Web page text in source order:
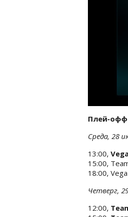
Плей-офф
Среда, 28
13:00,
15:00,
18:00,
Четверг,
12:00,